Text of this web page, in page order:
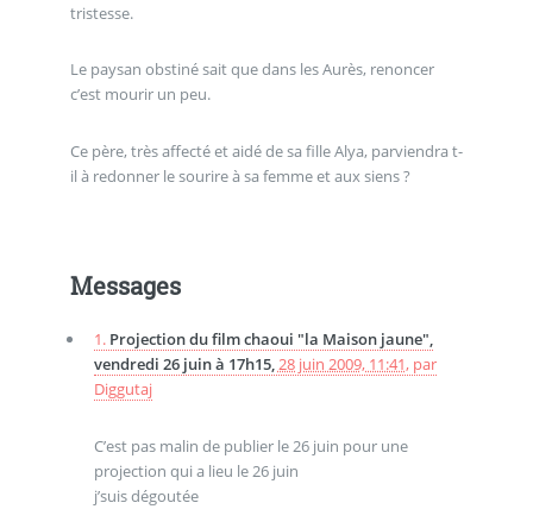
tristesse.
Le paysan obstiné sait que dans les Aurès, renoncer
c’est mourir un peu.
Ce père, très affecté et aidé de sa fille Alya, parviendra t-
il à redonner le sourire à sa femme et aux siens ?
Messages
1. Projection du film chaoui "la Maison jaune",
vendredi 26 juin à 17h15,28 juin 2009, 11:41, par
Diggutaj
C’est pas malin de publier le 26 juin pour une
projection qui a lieu le 26 juin
j’suis dégoutée